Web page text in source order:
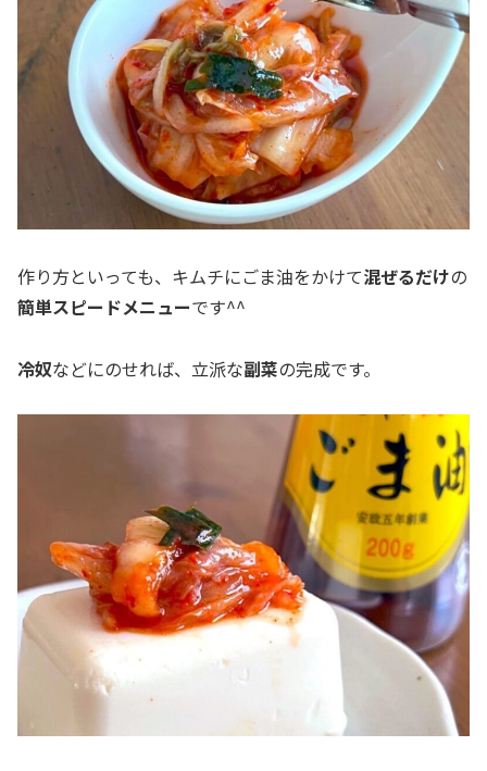
作り方といっても、キムチにごま油をかけて混ぜるだけの
簡単スピードメニューです^^
冷奴などにのせれば、立派な副菜の完成です。